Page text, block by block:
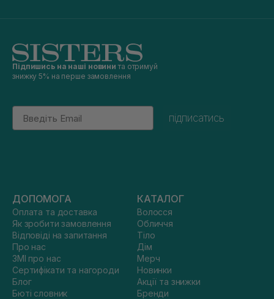
Підпишись на наші новини та отримуй
знижку 5% на перше замовлення
Email
підписатись
ДОПОМОГА
Оплата та доставка
Як зробити замовлення
Відповіді на запитання
Про нас
ЗМІ про нас
Сертифікати та нагороди
Блог
Бюті словник
КАТАЛОГ
Волосся
Обличчя
Тіло
Дім
Мерч
Новинки
Акції та знижки
Бренди